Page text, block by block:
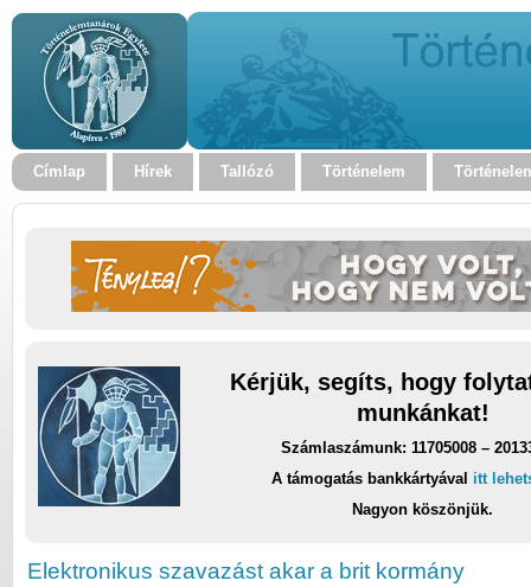
Címlap Hírek Tallózó Történelem
Kérjük, segíts, hogy
munkánkat!
Számlaszámunk: 11705008 –
A támogatás bankkártyával itt
Nagyon köszönjük.
Elektronikus szavazást akar a brit kormány